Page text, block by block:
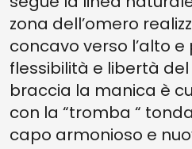
zona dell’omero
concavo verso l’alto
flessibilità e libertà
braccia la manica è
con la “tromba “
capo armonioso e